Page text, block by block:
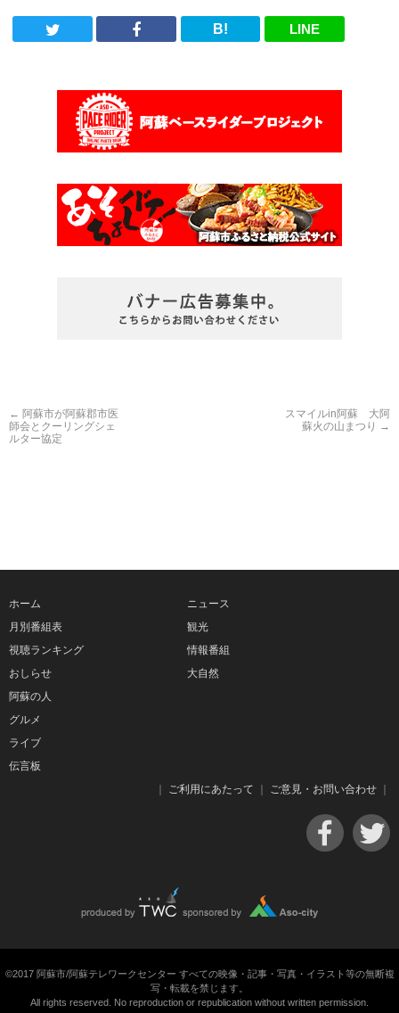
B! LINE
← 阿蘇市が阿蘇郡市医
師会とクーリングシェ
ルター協定
スマイルin阿蘇 大阿
蘇火の山まつり →
ホーム
月別番組表
視聴ランキング
おしらせ
ニュース
観光
情報番組
大自然
阿蘇の人
グルメ
ライブ
伝言板
ご利用にあたって ご意見・お問い合わせ
©2017 阿蘇市/阿蘇テレワークセンター すべての映像・記事・写真・イラスト等の無断複
写・転載を禁じます。
All rights reserved. No reproduction or republication without written permission.